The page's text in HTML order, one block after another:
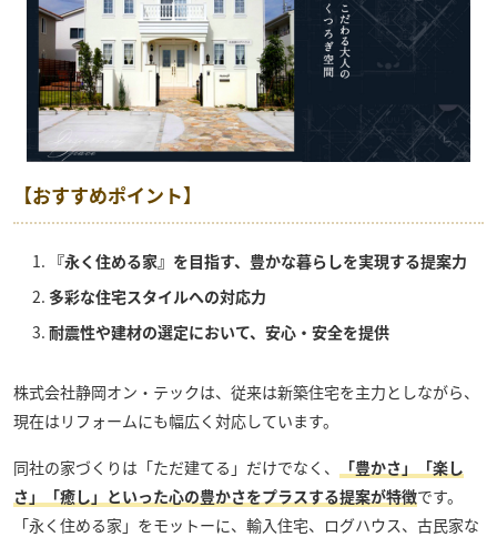
【おすすめポイント】
『永く住める家』を目指す、豊かな暮らしを実現する提案力
多彩な住宅スタイルへの対応力
耐震性や建材の選定において、安心・安全を提供
株式会社静岡オン・テックは、従来は新築住宅を主力としながら、
現在はリフォームにも幅広く対応しています。
同社の家づくりは「ただ建てる」だけでなく、
「豊かさ」「楽し
さ」「癒し」といった心の豊かさをプラスする提案が特徴です。
「永く住める家」をモットーに、輸入住宅、ログハウス、古民家な